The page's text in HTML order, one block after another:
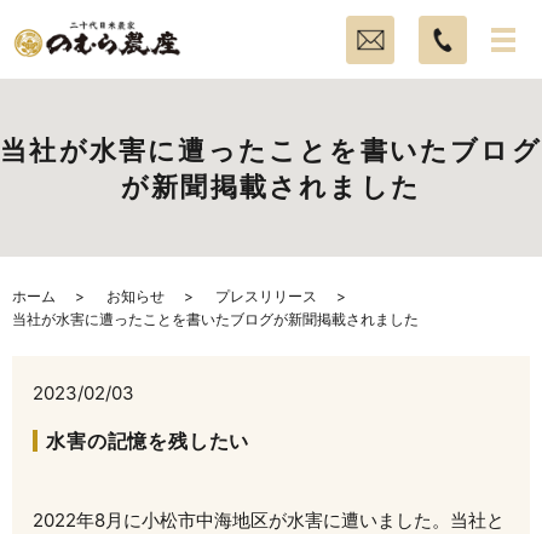
当社が水害に遭ったことを書いたブログ
が新聞掲載されました
ホーム お知らせ
プレスリリース
当社が水害に遭ったことを書いたブログが新聞掲載されました
2023/02/03
水害の記憶を残したい
2022年8月に小松市中海地区が水害に遭いました。当社と